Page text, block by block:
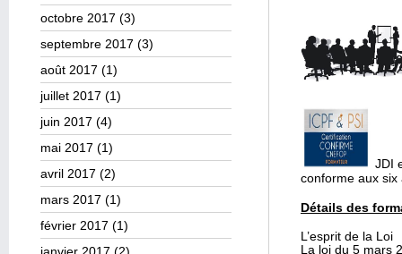
octobre 2017 (3)
septembre 2017 (3)
août 2017 (1)
juillet 2017 (1)
juin 2017 (4)
mai 2017 (1)
avril 2017 (2)
mars 2017 (1)
février 2017 (1)
JDI
conforme aux
Détails des
L’esprit de la Loi
La loi du 5 mars